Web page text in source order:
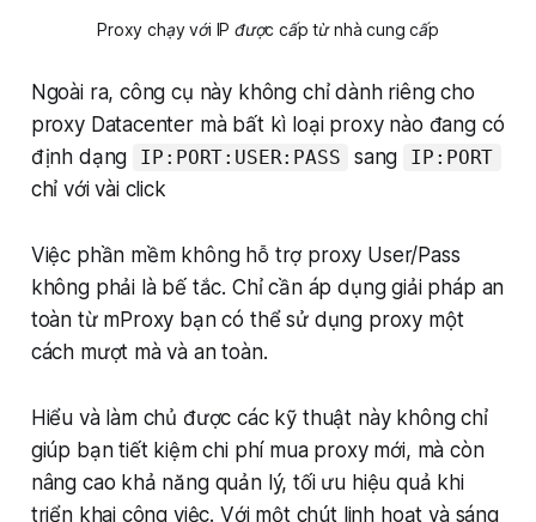
Proxy chạy với IP được cấp từ nhà cung cấp
Ngoài ra, công cụ này không chỉ dành riêng cho
proxy Datacenter mà bất kì loại proxy nào đang có
định dạng
IP:PORT:USER:PASS sang IP:PORT
chỉ với vài click
Việc phần mềm không hỗ trợ proxy User/Pass
không phải là bế tắc. Chỉ cần áp dụng giải pháp an
toàn từ mProxy bạn có thể sử dụng proxy một
cách mượt mà và an toàn.
Hiểu và làm chủ được các kỹ thuật này không chỉ
giúp bạn tiết kiệm chi phí mua proxy mới, mà còn
nâng cao khả năng quản lý, tối ưu hiệu quả khi
triển khai công việc. Với một chút linh hoạt và sáng